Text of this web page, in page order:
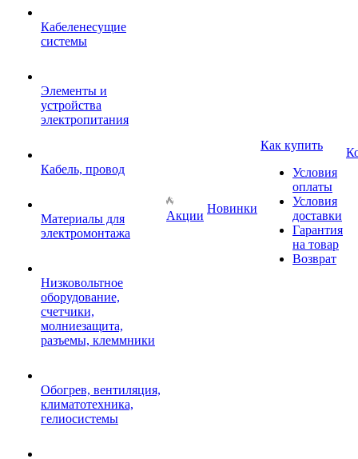
Кабеленесущие
системы
Элементы и
устройства
электропитания
Кабель, провод
Материалы для
электромонтажа
Низковольтное
оборудование,
счетчики,
молниезащита,
разъемы, клеммники
Обогрев, вентиляция,
климатотехника,
гелиосистемы
Акции
Новинки
Как купить
Условия
оплаты
Условия
доставки
Гарантия
на товар
Возврат